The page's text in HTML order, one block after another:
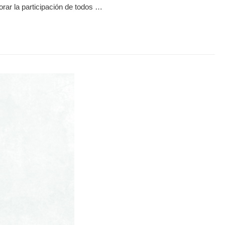
la participación de todos …